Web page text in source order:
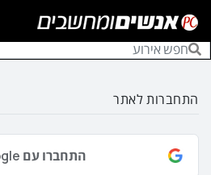
התחברות לאתר
התחברו עם Google